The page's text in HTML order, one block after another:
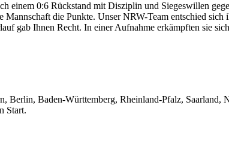
einem 0:6 Rückstand mit Disziplin und Siegeswillen
die Punkte. Unser NRW-Team entschied
gab Ihnen Recht. In einer Aufnahme erkämpften sie
Berlin, Baden-Württemberg, Rheinland-Pfalz,
Start.